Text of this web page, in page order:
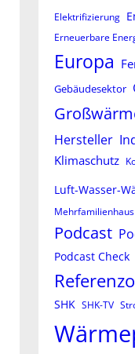
Elektrifizierung
Erneuerbare
Europa
Gebäudesektor
Hersteller
Klimaschutz
Luft-Wasser-
Mehrfamilienhaus
Podcast
Podcast Check
SHK SHK-TV